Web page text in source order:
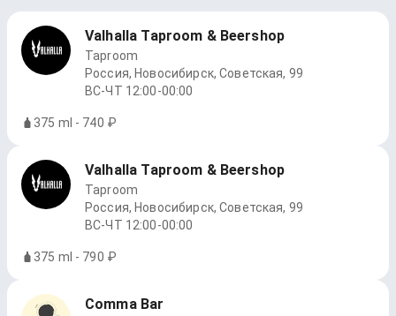
Valhalla Taproom & Beershop
Taproom
Россия, Новосибирск, Советская, 99
ВС-ЧТ 12:00-00:00
375 ml - 740 ₽
Valhalla Taproom & Beershop
Taproom
Россия, Новосибирск, Советская, 99
ВС-ЧТ 12:00-00:00
375 ml - 790 ₽
Comma Bar